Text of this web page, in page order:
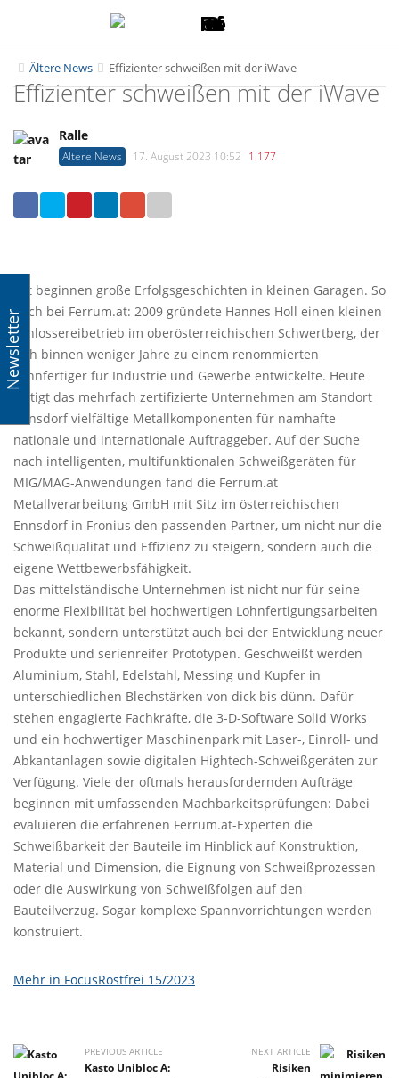
o
g
g
l
e
n
v
i
t
o
n
o
g
i
Ältere News Effizienter schweißen mit der iWave
Effizienter schweißen mit der iWave
Ralle
Ältere News 17. August 2023 10:52 1.177
Oft beginnen große Erfolgsgeschichten in kleinen Garagen. So
auch bei Ferrum.at: 2009 gründete Hannes Holl einen kleinen
Schlossereibetrieb im oberösterreichischen Schwertberg, der
sich binnen weniger Jahre zu einem renommierten
Lohnfertiger für Industrie und Gewerbe entwickelte. Heute
fertigt das mehrfach zertifizierte Unternehmen am Standort
Ennsdorf vielfältige Metallkomponenten für namhafte
nationale und internationale Auftraggeber. Auf der Suche
nach intelligenten, multifunktionalen Schweißgeräten für
MIG/MAG-Anwendungen fand die Ferrum.at
Metallverarbeitung GmbH mit Sitz im österreichischen
Ennsdorf in Fronius den passenden Partner, um nicht nur die
Schweißqualität und Effizienz zu steigern, sondern auch die
eigene Wettbewerbsfähigkeit.
Das mittelständische Unternehmen ist nicht nur für seine
enorme Flexibilität bei hochwertigen Lohnfertigungsarbeiten
bekannt, sondern unterstützt auch bei der Entwicklung neuer
Produkte und serienreifer Prototypen. Geschweißt werden
Aluminium, Stahl, Edelstahl, Messing und Kupfer in
unterschiedlichen Blechstärken von dick bis dünn. Dafür
stehen engagierte Fachkräfte, die 3-D-Software Solid Works
und ein hochwertiger Maschinenpark mit Laser-, Einroll- und
Abkantanlagen sowie digitalen Hightech-Schweißgeräten zur
Verfügung. Viele der oftmals herausfordernden Aufträge
beginnen mit umfassenden Machbarkeitsprüfungen: Dabei
evaluieren die erfahrenen Ferrum.at-Experten die
Schweißbarkeit der Bauteile im Hinblick auf Konstruktion,
Material und Dimension, die Eignung von Schweißprozessen
oder die Auswirkung von Schweißfolgen auf den
Bauteilverzug. Sogar komplexe Spannvorrichtungen werden
konstruiert.
Mehr in FocusRostfrei 15/2023
PREVIOUS ARTICLE
Kasto Unibloc A:
NEXT ARTICLE
Risiken
Newsletter